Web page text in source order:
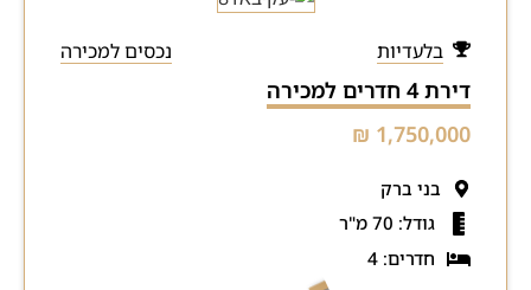
בלעדיות נכסים למכירה
דירת 4 חדרים למכירה
1,750,000 ₪
בני ברק
גודל: 70 מ"ר
חדרים: 4